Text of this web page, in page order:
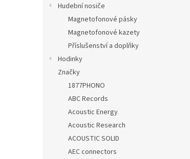
Hudební nosiče
Magnetofonové pásky
Magnetofonové kazety
Příslušenství a doplňky
Hodinky
Značky
1877PHONO
ABC Records
Acoustic Energy
Acoustic Research
ACOUSTIC SOLID
AEC connectors